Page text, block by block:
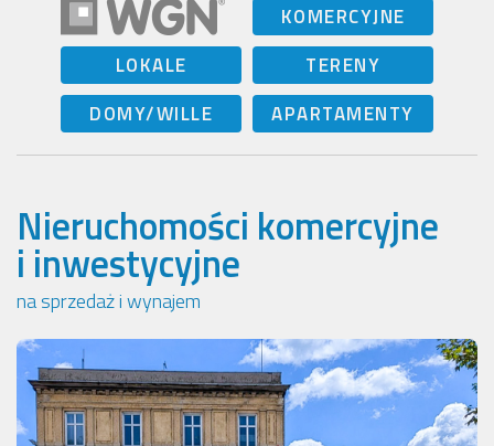
KOMERCYJNE
LOKALE
TERENY
DOMY/WILLE
APARTAMENTY
Nieruchomości komercyjne
i inwestycyjne
na sprzedaż i wynajem